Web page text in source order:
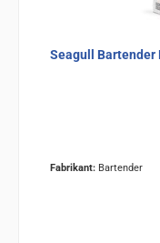
Seagull
Fabrikant: Bartender